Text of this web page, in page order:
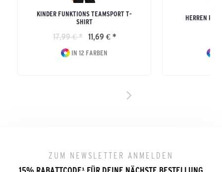
KINDER FUNKTIONS TEAMSPORT T-
SHIRT
17,99 € * 11,69 € *
IN 12 FARBEN
HERREN
ZUM NEWSLETTER ANMELDEN